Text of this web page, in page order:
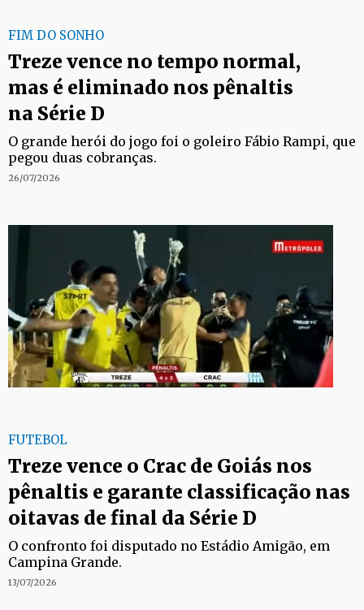
FIM DO SONHO
Treze vence no tempo normal,
mas é eliminado nos pênaltis
na Série D
O grande herói do jogo foi o goleiro Fábio Rampi, que
pegou duas cobranças.
26/07/2026
FUTEBOL
Treze vence o Crac de Goiás nos
pênaltis e garante classificação nas
oitavas de final da Série D
O confronto foi disputado no Estádio Amigão, em
Campina Grande.
13/07/2026